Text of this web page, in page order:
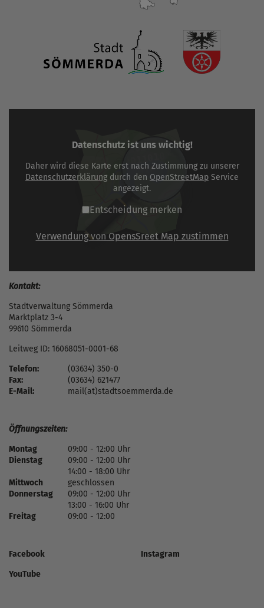
Datenschutz ist uns wichtig!
Daher wird diese Karte erst nach Zustimmung zu unserer
Datenschutzerklärung durch den OpenStreetMap Service
angezeigt.
Entscheidung merken
Verwendung von OpensSreet Map zustimmen
Kontakt:
Stadtverwaltung Sömmerda
Marktplatz 3-4
99610 Sömmerda
Leitweg ID: 16068051-0001-68
Telefon:
(03634) 350-0
Fax:
(03634) 621477
E-Mail:
mail(at)stadtsoemmerda.de
Öffnungszeiten:
Montag
09:00 - 12:00 Uhr
Dienstag
09:00 - 12:00 Uhr
14:00 - 18:00 Uhr
Mittwoch
geschlossen
Donnerstag
09:00 - 12:00 Uhr
13:00 - 16:00 Uhr
Freitag
09:00 - 12:00
Facebook
Instagram
YouTube